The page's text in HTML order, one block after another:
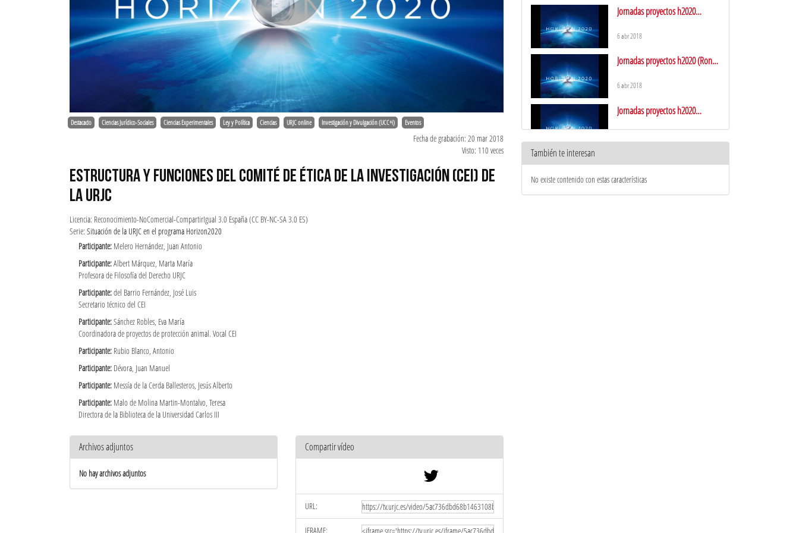
Destacado Ciencias Jurídico-Sociales Ciencias Experimentales Ley y Política Ciencias URJC online Investigación y Divulgación (UCC+i) Eventos
Fecha de grabación: 20 mar 2018
Visto: 110 veces
ESTRUCTURA Y FUNCIONES DEL COMITÉ DE ÉTICA DE LA INVESTIGACIÓN (CEI) DE
LA URJC
Licencia: Reconocimiento-NoComercial-CompartirIgual 3.0 España (CC BY-NC-SA 3.0 ES)
Serie: Situación de la URJC en el programa Horizon2020
Participante: Melero Hernández, Juan Antonio
Participante:Albert Márquez, Marta María
Profesora de Filosofía del Derecho URJC
Participante:del Barrio Fernández, José Luis
Secretario técnico del CEI
Participante:Sánchez Robles, Eva María
Coordinadora de proyectos de protección animal. Vocal CEI
Participante: Rubio Blanco, Antonio
Participante: Dévora, Juan Manuel
Participante: Messía de la Cerda Ballesteros, Jesús Alberto
Participante: Malo de Molina Martin-Montalvo, Teresa
Directora de la Biblioteca de la Universidad Carlos III
Archivos adjuntos
No hay archivos adjuntos
Compartir vídeo
URL:
IFRAME:
Jornadas proyectos h2020
6 abr 2018
Jornadas proyectos h2020 (Ronda
6 abr 2018
Jornadas proyectos h2020
(Introducción y Ponencia I)
6 abr 2018
También te interesan
No existe contenido con estas características